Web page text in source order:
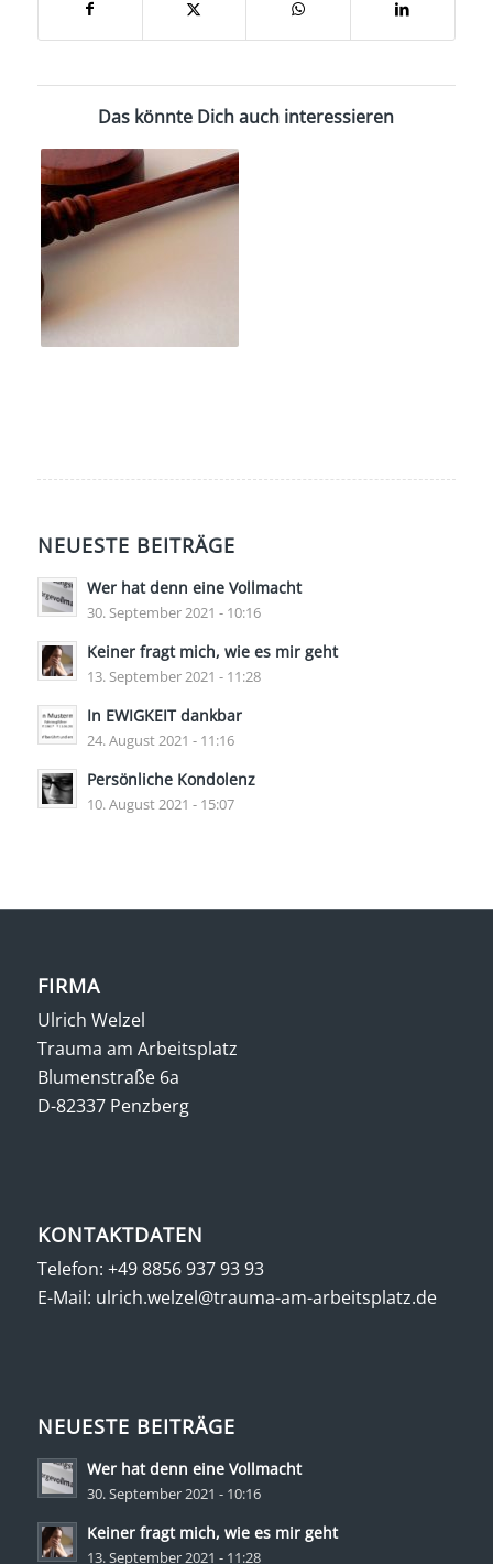
Das könnte Dich auch interessieren
NEUESTE BEITRÄGE
Wer hat denn eine Vollmacht
30. September 2021 - 10:16
Keiner fragt mich, wie es mir geht
13. September 2021 - 11:28
In EWIGKEIT dankbar
24. August 2021 - 11:16
Persönliche Kondolenz
10. August 2021 - 15:07
FIRMA
Ulrich Welzel
Trauma am Arbeitsplatz
Blumenstraße 6a
D-82337 Penzberg
KONTAKTDATEN
Telefon: +49 8856 937 93 93
E-Mail: ulrich.welzel@trauma-am-arbeitsplatz.de
NEUESTE BEITRÄGE
Wer hat denn eine Vollmacht
30. September 2021 - 10:16
Keiner fragt mich, wie es mir geht
13. September 2021 - 11:28